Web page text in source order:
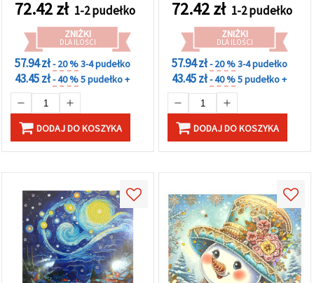
XQYX86077
72.42zł 1-2 pudełko
ZNIŻKI
DLA ILOŚCI
57.94 zł- 20 %3-4 pudełko
43.45 zł- 40 %5 pudełko +
DODAJ DO KOSZYKA
elegancką ramą –
XQYX86085
72.42zł 1-2 pudełko
ZNIŻKI
DLA ILOŚCI
57.94 zł- 20 %3-4 pudełko
43.45 zł- 40 %5 pudełko +
DODAJ DO KOSZYKA